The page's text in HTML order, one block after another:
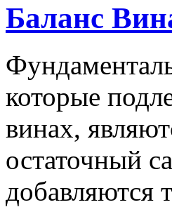
Баланс
которые
винах,
остаточный
добавляются